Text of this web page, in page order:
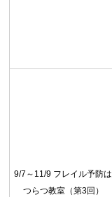
9/7～11/9 フレイル予防は
つらつ教室（第3回）